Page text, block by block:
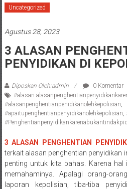
GUSRIANTO
&
PARTNERS
Kantor
Perceraian
/
Pengacara
Perceraian/
/
Konsultan
Hukum
/
Uncategorized
Agustus 28, 2023
3 ALASAN
PENYIDIKAN DI
Diposkan Oleh:admin
0 Komentar
#alasan-
#alasanpenghentianpenidikanolehkepolisian,
#apaitupenghentianpenyidikanolehkepolisian,
3 ALASAN PENGHENTIAN
terkait alasan penghentian penyidikan
penting untuk kita bahas. Karena
memahaminya. Apalagi orang-
laporan kepolisian, tiba-tiba